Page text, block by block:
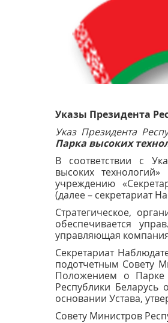
Указы Президента
Указ Президента
Парка высоких
В соответствии с
высоких
учреждению
(далее – секретариат
Стратегическое,
обеспечивается
управляющая
Секретариат
подотчетным Совету
Положением о Парке
Республики
основании Устава,
Совету Министров